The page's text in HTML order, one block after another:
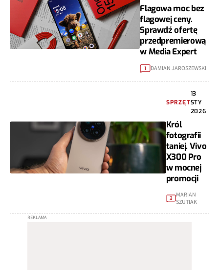
Flagowa moc bez
flagowej ceny.
Sprawdź ofertę
przedpremierową
w Media Expert
1 DAMIAN JAROSZEWSKI
SPRZĘT
13
STY
2026
Król
fotografii
taniej. Vivo
X300 Pro
w mocnej
promocji
3 MARIAN
SZUTIAK